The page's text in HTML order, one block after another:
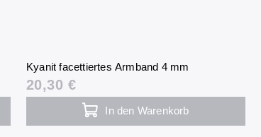
Kyanit facettiertes Armband 4 mm
20,30 €
In den Warenkorb